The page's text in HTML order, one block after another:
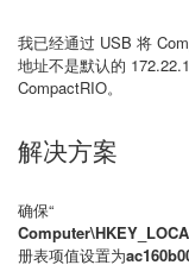
我已经通过 USB 将
地址不是默认的
CompactRIO。
解决方案
确保“
册表项值设置为